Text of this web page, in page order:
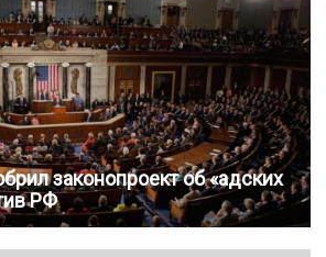
законопроект об «адских
РФ